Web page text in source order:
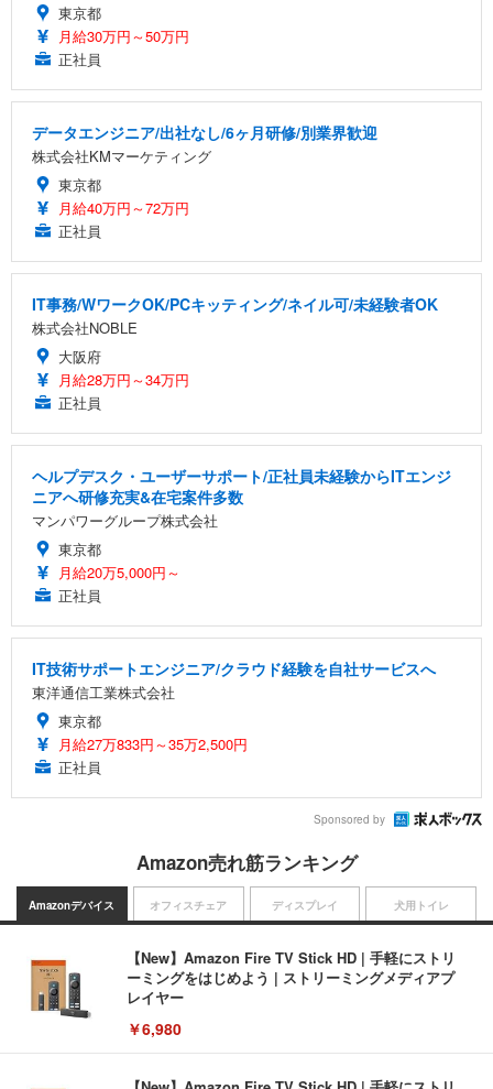
東京都
月給30万円～50万円
正社員
データエンジニア/出社なし/6ヶ月研修/別業界歓迎
株式会社KMマーケティング
東京都
月給40万円～72万円
正社員
IT事務/WワークOK/PCキッティング/ネイル可/未経験者OK
株式会社NOBLE
大阪府
月給28万円～34万円
正社員
ヘルプデスク・ユーザーサポート/正社員未経験からITエンジ
ニアへ研修充実&在宅案件多数
マンパワーグループ株式会社
東京都
月給20万5,000円～
正社員
IT技術サポートエンジニア/クラウド経験を自社サービスへ
東洋通信工業株式会社
東京都
月給27万833円～35万2,500円
正社員
Sponsored by
Amazon売れ筋ランキング
Amazonデバイス
【New】Amazon Fire TV Stick HD | 手軽にストリ
ーミングをはじめよう | ストリーミングメディアプ
レイヤー
￥6,980
オフィスチェア ディスプレイ 犬用トイレ